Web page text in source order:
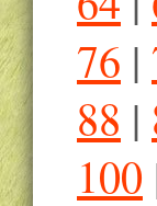
76 |
88 |
100